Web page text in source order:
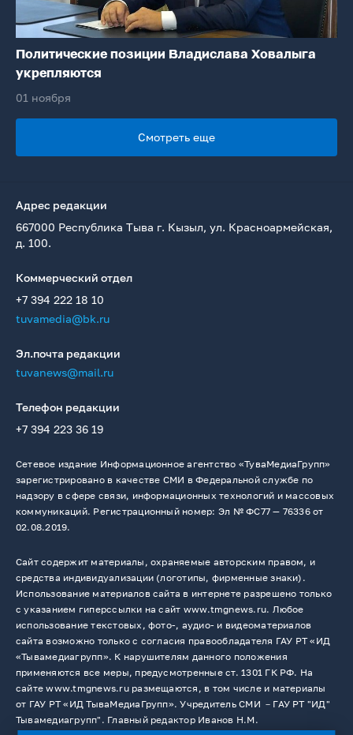
Политические позиции Владислава Ховалыга
укрепляются
01 ноября
Смотреть еще
Адрес редакции
667000 Республика Тыва г. Кызыл, ул. Красноармейская,
д. 100.
Коммерческий отдел
+7 394 222 18 10
tuvamedia@bk.ru
Эл.почта редакции
tuvanews@mail.ru
Телефон редакции
+7 394 223 36 19
Сетевое издание Информационное агентство «ТуваМедиаГрупп»
зарегистрировано в качестве СМИ в Федеральной службе по
надзору в сфере связи, информационных технологий и массовых
коммуникаций. Регистрационный номер: Эл № ФС77 — 76336 от
02.08.2019.
Сайт содержит материалы, охраняемые авторским правом, и
средства индивидуализации (логотипы, фирменные знаки).
Использование материалов сайта в интернете разрешено только
с указанием гиперссылки на сайт www.tmgnews.ru. Любое
использование текстовых, фото-, аудио- и видеоматериалов
сайта возможно только с согласия правообладателя ГАУ РТ «ИД
«Тывамедиагрупп». К нарушителям данного положения
применяются все меры, предусмотренные ст. 1301 ГК РФ. На
сайте www.tmgnews.ru размещаются, в том числе и материалы
от ГАУ РТ «ИД ТываМедиаГрупп». Учредитель СМИ －ГАУ РТ "ИД"
Тывамедиагрупп". Главный редактор Иванов Н.М.